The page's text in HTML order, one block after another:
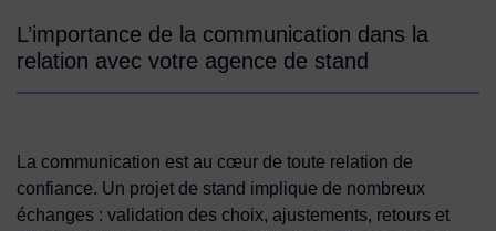
L’importance de la communication dans la
relation avec votre agence de stand
La communication est au cœur de toute relation de
confiance. Un projet de stand implique de nombreux
échanges : validation des choix, ajustements, retours et